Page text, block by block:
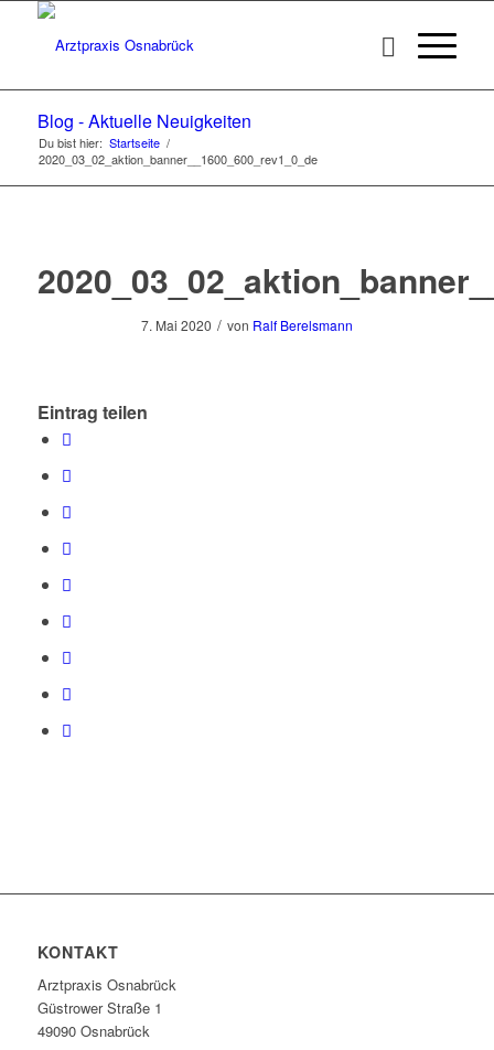
Blog - Aktuelle Neuigkeiten
Du bist hier: Startseite /
2020_03_02_aktion_banner__1600_600_rev1_0_de
7. Mai 2020 / von Ralf Berelsmann
Eintrag teilen
KONTAKT
Arztpraxis Osnabrück
Güstrower Straße 1
49090 Osnabrück